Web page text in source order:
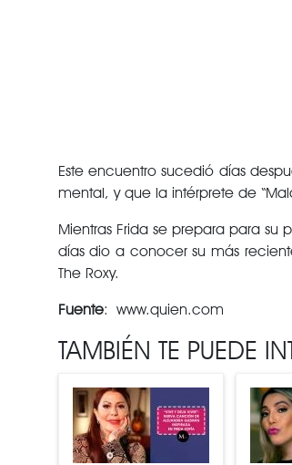
Este encuentro sucedió días
mental, y que la intérprete de
Mientras Frida se prepara para
días dio a conocer su más
The Roxy.
Fuente: www.quien.com
TAMBIÉN TE PUEDE